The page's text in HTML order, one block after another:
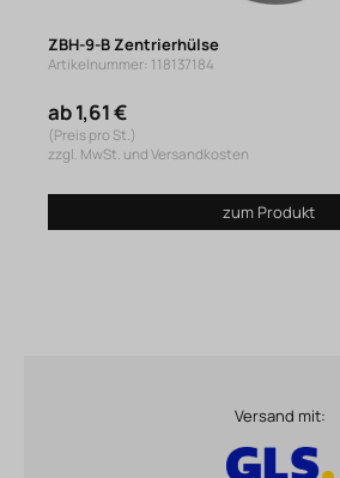
ZBH-9-B Zentrierhülse
Artikelnummer: 118137184
ab 1,61 €
(Preis pro St.)
zzgl. MwSt. und Versandkosten
zum Produkt
Versand mit: